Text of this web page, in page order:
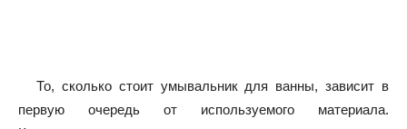
То, сколько стоит умывальник для ванны, зависит в
первую очередь от используемого материала.